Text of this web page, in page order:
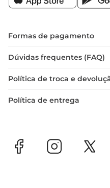
Formas de pagamento
Dúvidas frequentes (FAQ)
Política de troca e
Política de entrega